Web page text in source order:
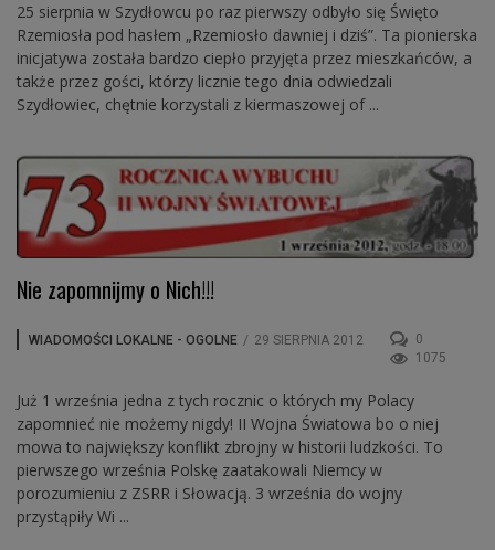
25 sierpnia w Szydłowcu po raz pierwszy odbyło się Święto
Rzemiosła pod hasłem „Rzemiosło dawniej i dziś”. Ta pionierska
inicjatywa została bardzo ciepło przyjęta przez mieszkańców, a
także przez gości, którzy licznie tego dnia odwiedzali
Szydłowiec, chętnie korzystali z kiermaszowej of ...
Nie zapomnijmy o Nich!!!
WIADOMOŚCI LOKALNE - OGOLNE / 29 SIERPNIA 2012
0
1075
Już 1 września jedna z tych rocznic o których my Polacy
zapomnieć nie możemy nigdy! II Wojna Światowa bo o niej
mowa to największy konflikt zbrojny w historii ludzkości. To
pierwszego września Polskę zaatakowali Niemcy w
porozumieniu z ZSRR i Słowacją. 3 września do wojny
przystąpiły Wi ...